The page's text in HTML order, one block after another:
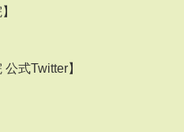
式Twitter】